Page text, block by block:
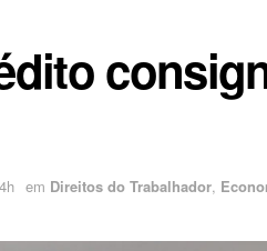
em Direitos do Trabalhador,